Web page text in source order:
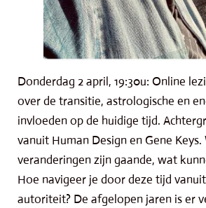
Donderdag 2 april, 19:30u: Online
over de transitie, astrologische en
invloeden op de huidige tijd.
vanuit Human Design en Gene Keys.
veranderingen zijn gaande, wat
Hoe navigeer je door deze tijd
autoriteit? De afgelopen jaren is er